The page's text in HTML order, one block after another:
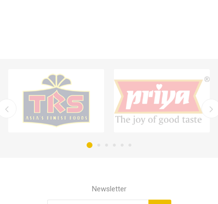
Newsletter